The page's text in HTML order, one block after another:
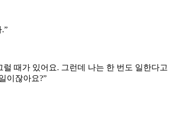
때가 있어요. 그런데 나는 한 번도 일한다고
이잖아요?”